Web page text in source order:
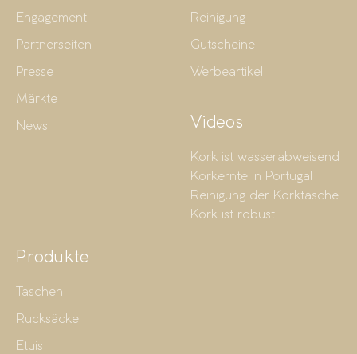
Engagement
Partnerseiten
Presse
Märkte
News
Reinigung
Gutscheine
Werbeartikel
Videos
Kork ist wasserabweisend
Korkernte in Portugal
Reinigung der Korktasche
Kork ist robust
Produkte
Taschen
Rucksäcke
Etuis